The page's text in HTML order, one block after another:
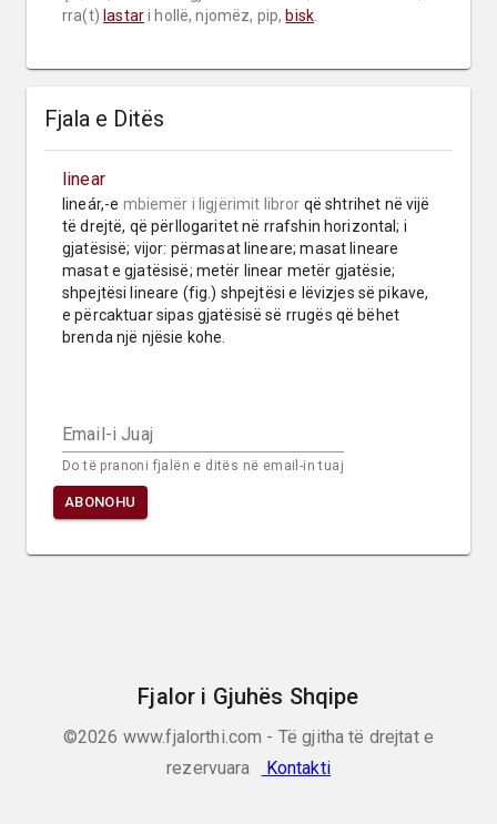
rra(t) lastar i hollë, njomëz, pip, bisk
Fjala e Ditës
linear
lineár,-e mbiemër i ligjërimit libror që shtrihet në vijë
të drejtë, që përllogaritet në rrafshin horizontal; i
gjatësisë; vijor: përmasat lineare; masat lineare
masat e gjatësisë; metër linear metër gjatësie;
shpejtësi lineare (fig.) shpejtësi e lëvizjes së pikave,
e përcaktuar sipas gjatësisë së rrugës që bëhet
brenda një njësie kohe.
Email-i Juaj
Do të pranoni fjalën e ditës në email-in tuaj
ABONOHU
Fjalor i Gjuhës Shqipe
©2026 www.fjalorthi.com - Të gjitha të drejtat e
rezervuara
Kontakti